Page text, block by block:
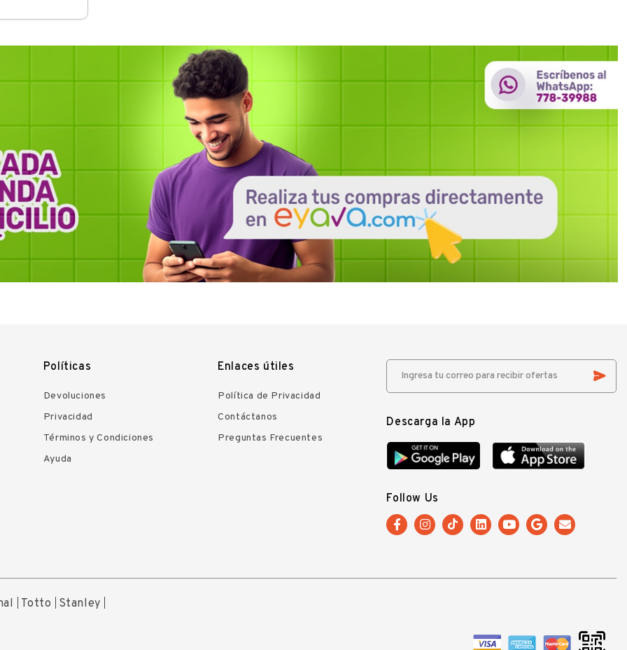
Políticas
Devoluciones
Privacidad
Términos y Condiciones
Ayuda
Enlaces útiles
Política de Privacidad
Contáctanos
Preguntas Frecuentes
Descarga la App
Follow Us
Totto Stanley